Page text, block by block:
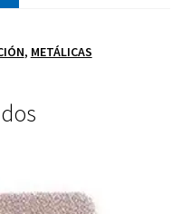
, METÁLICAS